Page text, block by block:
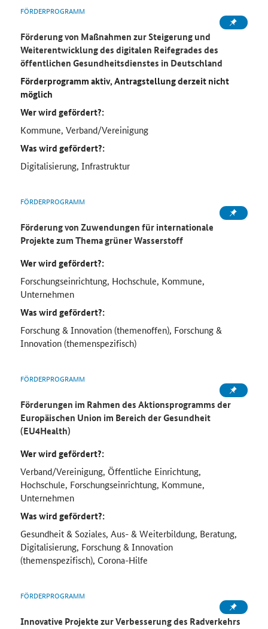
FÖRDERPROGRAMM
Förderung von Maßnahmen zur Steigerung und
Weiterentwicklung des digitalen Reifegrades des
öffentlichen Gesundheitsdienstes in Deutschland
Förderprogramm aktiv, Antragstellung derzeit nicht
möglich
Wer wird gefördert?:
Kommune, Verband/Vereinigung
Was wird gefördert?:
Digitalisierung, Infrastruktur
FÖRDERPROGRAMM
Förderung von Zuwendungen für internationale
Projekte zum Thema grüner Wasserstoff
Wer wird gefördert?:
Forschungseinrichtung, Hochschule, Kommune,
Unternehmen
Was wird gefördert?:
Forschung & Innovation (themenoffen), Forschung &
Innovation (themenspezifisch)
FÖRDERPROGRAMM
Förderungen im Rahmen des Aktionsprogramms der
Europäischen Union im Bereich der Gesundheit
(EU4Health)
Wer wird gefördert?:
Verband/Vereinigung, Öffentliche Einrichtung,
Hochschule, Forschungseinrichtung, Kommune,
Unternehmen
Was wird gefördert?:
Gesundheit & Soziales, Aus- & Weiterbildung, Beratung,
Digitalisierung, Forschung & Innovation
(themenspezifisch), Corona-Hilfe
FÖRDERPROGRAMM
Innovative Projekte zur Verbesserung des Radverkehrs